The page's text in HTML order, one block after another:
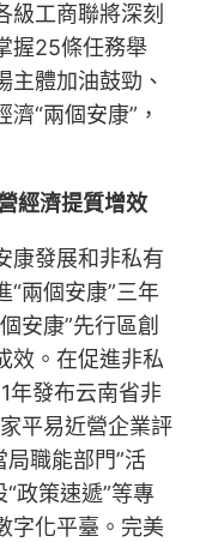
級工商聯將深刻
握25條任務舉
主體加油鼓勁、
“兩個安康”，
經濟提質增效
康發展和非私有
“兩個安康”三年
安康”先行區創
效。在促進非私
年發布云南省非
平易近營企業評
局職能部門”活
政策速遞”等專
字化平臺。完美